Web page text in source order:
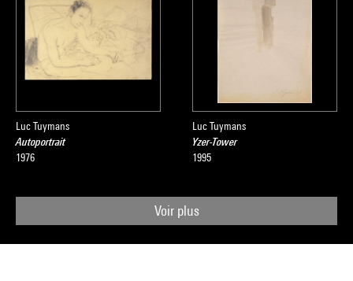
Luc Tuymans
Autoportrait
1976
Luc Tuymans
Yzer-Tower
1995
Voir plus